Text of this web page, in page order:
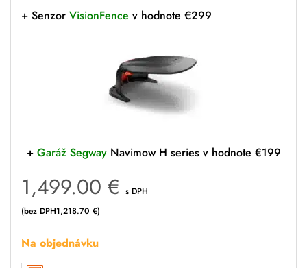
+ Senzor VisionFence v hodnote €299
+ Garáž SegwayNavimow H series v hodnote €199
1,499.00 € s DPH
(bez DPH1,218.70 €)
Na objednávku